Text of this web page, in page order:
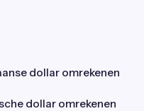
dollar omrekenen
dollar omrekenen